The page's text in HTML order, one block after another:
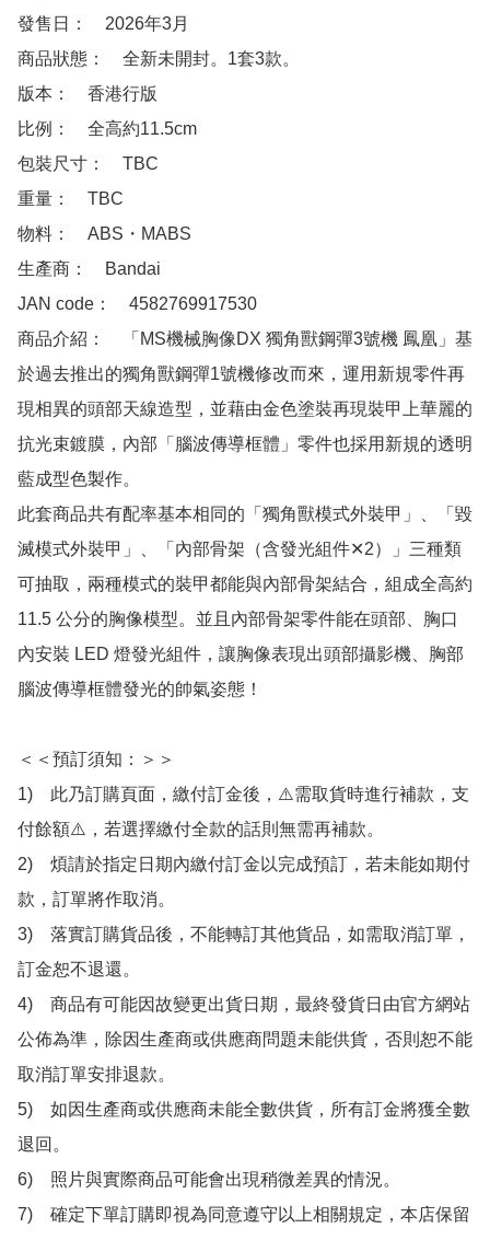
發售日：　2026年3月
商品狀態：　全新未開封。1套3款。
版本：　香港行版
比例：　全高約11.5cm
包裝尺寸：　TBC
重量：　TBC
物料：　ABS・MABS
生產商：　Bandai
JAN code：　4582769917530
商品介紹：　「MS機械胸像DX 獨角獸鋼彈3號機 鳳凰」基
於過去推出的獨角獸鋼彈1號機修改而來，運用新規零件再
現相異的頭部天線造型，並藉由金色塗裝再現裝甲上華麗的
抗光束鍍膜，內部「腦波傳導框體」零件也採用新規的透明
藍成型色製作。
此套商品共有配率基本相同的「獨角獸模式外裝甲」、「毀
滅模式外裝甲」、「內部骨架（含發光組件✕2）」三種類
可抽取，兩種模式的裝甲都能與內部骨架結合，組成全高約
11.5 公分的胸像模型。並且內部骨架零件能在頭部、胸口
內安裝 LED 燈發光組件，讓胸像表現出頭部攝影機、胸部
腦波傳導框體發光的帥氣姿態！
＜＜預訂須知：＞＞
1)　此乃訂購頁面，繳付訂金後，⚠️需取貨時進行補款，支
付餘額⚠️，若選擇繳付全款的話則無需再補款。
2)　煩請於指定日期內繳付訂金以完成預訂，若未能如期付
款，訂單將作取消。
3)　落實訂購貨品後，不能轉訂其他貨品，如需取消訂單，
訂金恕不退還。
4)　商品有可能因故變更出貨日期，最終發貨日由官方網站
公佈為準，除因生產商或供應商問題未能供貨，否則恕不能
取消訂單安排退款。
5)　如因生產商或供應商未能全數供貨，所有訂金將獲全數
退回。
6)　照片與實際商品可能會出現稍微差異的情況。
7)　確定下單訂購即視為同意遵守以上相關規定，本店保留